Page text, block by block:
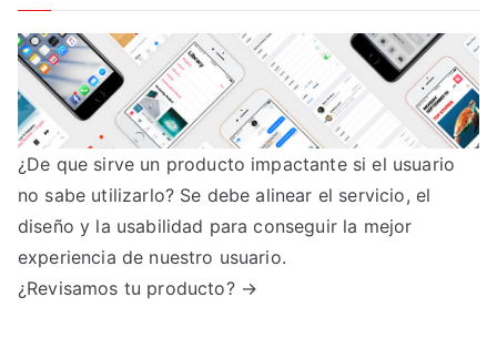
¿De que sirve un producto impactante si el usuario
no sabe utilizarlo? Se debe alinear el servicio, el
diseño y la usabilidad para conseguir la mejor
experiencia de nuestro usuario.
¿Revisamos tu producto? →